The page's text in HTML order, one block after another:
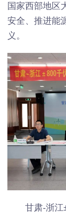
国家西部地区
安全、推进能
义。
甘肃-浙江